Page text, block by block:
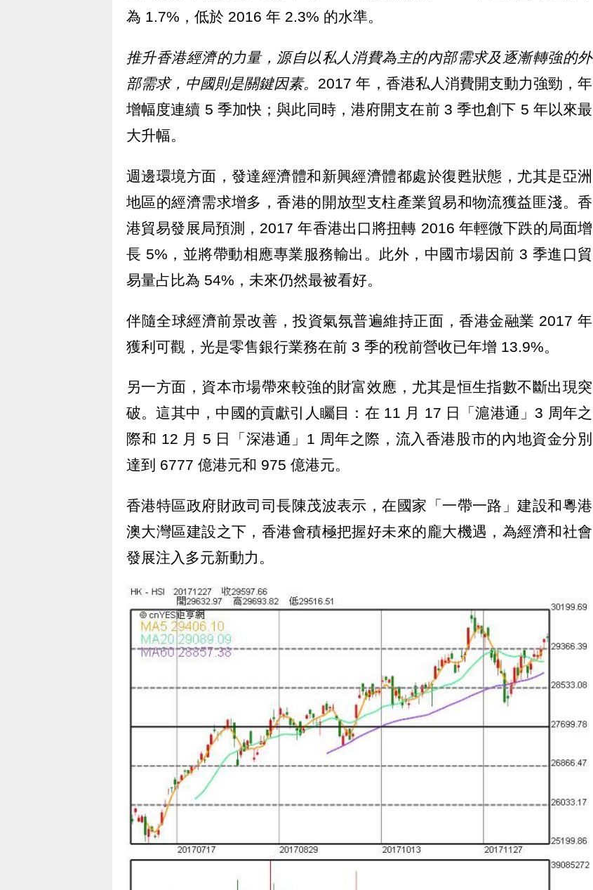
為 1.7%，低於 2016 年 2.3% 的水準。
推升香港經濟的力量，源自以私人消費為主的內部需求及逐漸轉強的外
部需求，中國則是關鍵因素。 2017 年，香港私人消費開支動力強勁，年
增幅度連續 5 季加快；與此同時，港府開支在前 3 季也創下 5 年以來最
大升幅。
週邊環境方面，發達經濟體和新興經濟體都處於復甦狀態，尤其是亞洲
地區的經濟需求增多，香港的開放型支柱產業貿易和物流獲益匪淺。香
港貿易發展局預測，2017 年香港出口將扭轉 2016 年輕微下跌的局面增
長 5%，並將帶動相應專業服務輸出。此外，中國市場因前 3 季進口貿
易量占比為 54%，未來仍然最被看好。
伴隨全球經濟前景改善，投資氣氛普遍維持正面，香港金融業 2017 年
獲利可觀，光是零售銀行業務在前 3 季的稅前營收已年增 13.9%。
另一方面，資本市場帶來較強的財富效應，尤其是恒生指數不斷出現突
破。這其中，中國的貢獻引人矚目：在 11 月 17 日「滬港通」3 周年之
際和 12 月 5 日「深港通」1 周年之際，流入香港股市的內地資金分別
達到 6777 億港元和 975 億港元。
香港特區政府財政司司長陳茂波表示，在國家「一帶一路」建設和粵港
澳大灣區建設之下，香港會積極把握好未來的龐大機遇，為經濟和社會
發展注入多元新動力。